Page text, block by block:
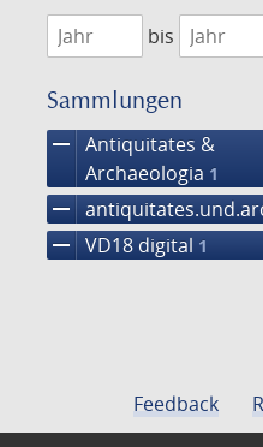
1768
bis
Sammlungen
remove Antiquitates &
Archaeologia 1
remove
remove VD18 digital 1
Feedback